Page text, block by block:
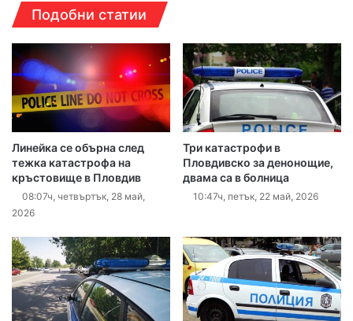
Подобни статии
Линейка се обърна след
тежка катастрофа на
кръстовище в Пловдив
08:07ч, четвъртък, 28 май,
2026
Три катастрофи в
Пловдивско за денонощие,
двама са в болница
10:47ч, петък, 22 май, 2026